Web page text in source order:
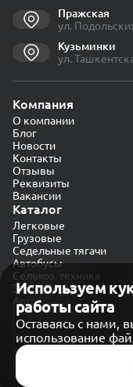
Используем
работы сайта
Оставаясь с нами,
использование
Пражская
ул.
Кузьминки
ул.
Компания
О компании
Блог
Новости
Контакты
Отзывы
Реквизиты
Вакансии
Каталог
Легковые
Грузовые
Седельные тягачи
Автобусы
Сельхоз. техника
Экскаваторы
Автокраны
Политика
Обработка
Согласие на
Карта сайта
© CARAKB 2026. Все